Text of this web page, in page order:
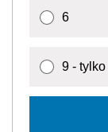
6
9 -